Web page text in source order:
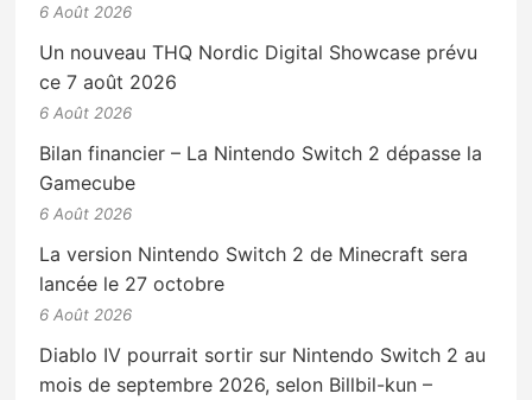
6 Août 2026
Un nouveau THQ Nordic Digital Showcase prévu
ce 7 août 2026
6 Août 2026
Bilan financier – La Nintendo Switch 2 dépasse la
Gamecube
6 Août 2026
La version Nintendo Switch 2 de Minecraft sera
lancée le 27 octobre
6 Août 2026
Diablo IV pourrait sortir sur Nintendo Switch 2 au
mois de septembre 2026, selon Billbil-kun –